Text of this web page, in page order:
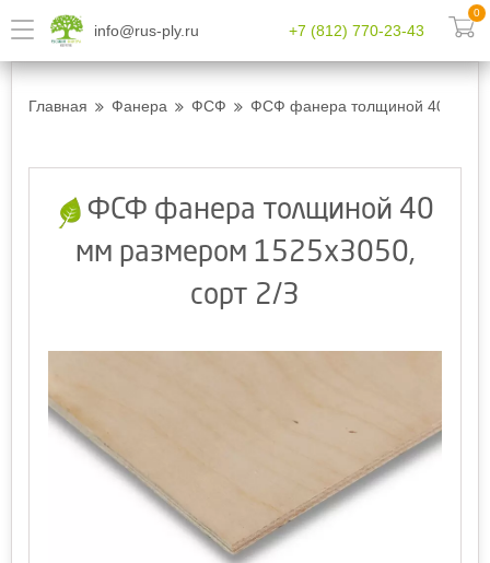
info@rus-ply.ru +7 (812) 770-23-43
0
Главная Фанера ФСФ ФСФ фанера толщиной 40 мм
ФСФ фанера толщиной 40
мм размером 1525х3050,
сорт 2/3